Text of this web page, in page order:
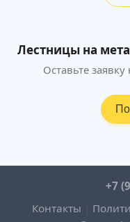
Лестницы на
Оставьте
+7
Контакты